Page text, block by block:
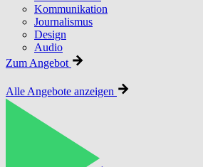
Kommunikation
Journalismus
Design
Audio
Zum Angebot
Alle Angebote anzeigen